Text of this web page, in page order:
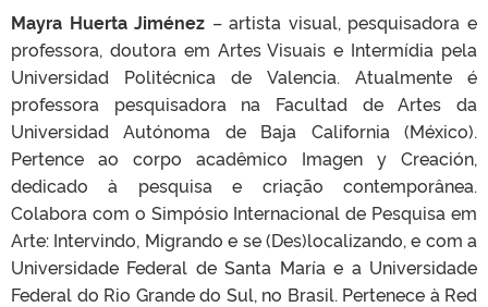
Mayra Huerta Jiménez – artista visual, pesquisadora e
professora, doutora em Artes Visuais e Intermídia pela
Universidad Politécnica de Valencia. Atualmente é
professora pesquisadora na Facultad de Artes da
Universidad Autónoma de Baja California (México).
Pertence ao corpo acadêmico Imagen y Creación,
dedicado à pesquisa e criação contemporânea.
Colabora com o Simpósio Internacional de Pesquisa em
Arte: Intervindo, Migrando e se (Des)localizando, e com a
Universidade Federal de Santa María e a Universidade
Federal do Rio Grande do Sul, no Brasil. Pertenece à Red